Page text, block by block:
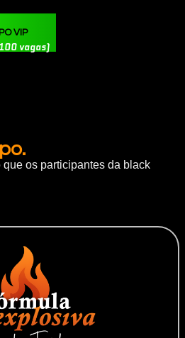
VIP
vagas)
que os participantes da black